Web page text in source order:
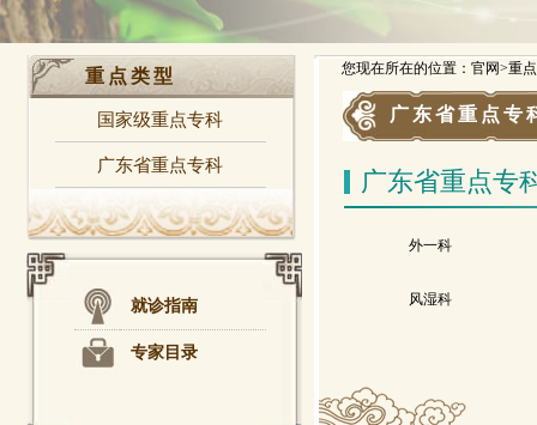
重点类型
国家级重点专科
广东省重点专科
就诊指南
专家目录
您现在所在的位置：官网>重
广东省重点专
广东省重点专
外一科
风湿科